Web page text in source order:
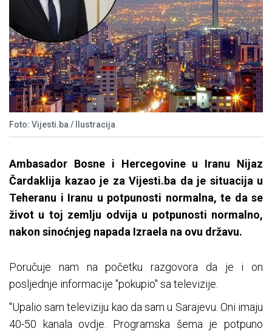
Foto: Vijesti.ba / Ilustracija
Ambasador Bosne i Hercegovine u Iranu Nijaz
Čardaklija kazao je za Vijesti.ba da je situacija u
Teheranu i Iranu u potpunosti normalna, te da se
život u toj zemlju odvija u potpunosti normalno,
nakon sinoćnjeg napada Izraela na ovu državu.
Poručuje nam na početku razgovora da je i on
posljednje informacije "pokupio" sa televizije.
"Upalio sam televiziju kao da sam u Sarajevu. Oni imaju
40-50 kanala ovdje. Programska šema je potpuno